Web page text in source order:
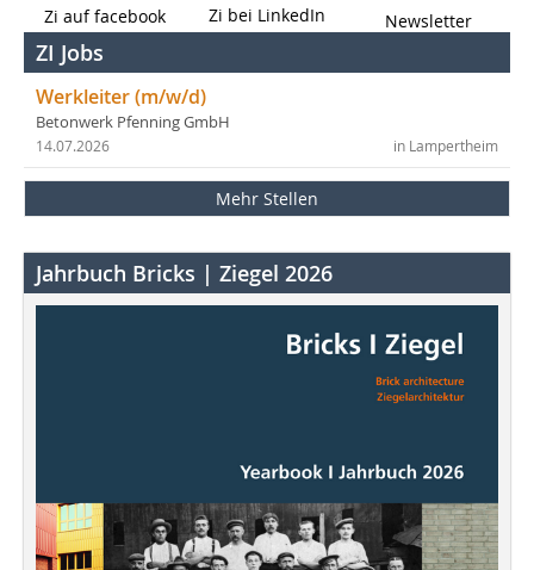
Zi auf facebook Zi bei LinkedIn Newsletter
ZI Jobs
Werkleiter (m/w/d)
Betonwerk Pfenning GmbH
in Lampertheim
14.07.2026
Mehr Stellen
Jahrbuch Bricks | Ziegel 2026